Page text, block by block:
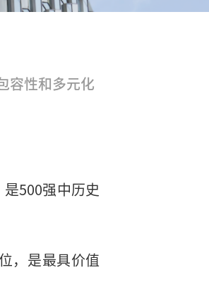
容性和多元化
500强中历史
，是最具价值